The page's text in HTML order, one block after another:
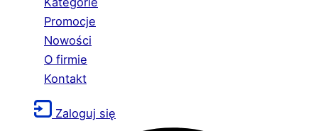
Promocje
Nowości
O firmie
Kontakt
Zaloguj się